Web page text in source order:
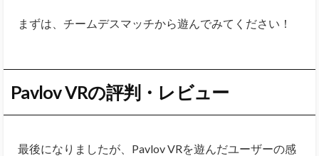
まずは、チームデスマッチから遊んでみてください！
Pavlov VRの評判・レビュー
最後になりましたが、 Pavlov VRを遊んだユーザーの感